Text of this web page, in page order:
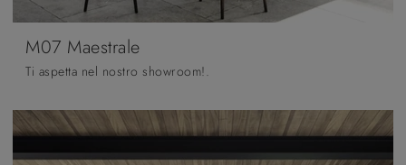
M07 Maestrale
Ti aspetta nel nostro showroom!.